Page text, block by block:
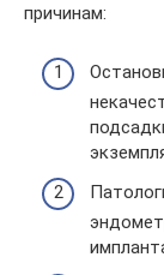
причинам: